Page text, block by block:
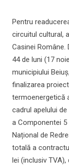
Pentru
circuitul cultural,
Casinei Române.
44 de luni (17
municipiului
finalizarea
termoenergetică
cadrul apelului
a Componentei 5
Național de
totală a
lei (inclusiv